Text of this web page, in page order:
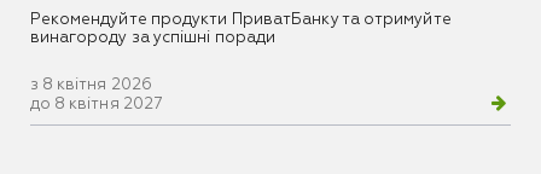
Рекомендуйте продукти ПриватБанку та отримуйте
винагороду за успішні поради
з 8 квітня 2026
до 8 квітня 2027